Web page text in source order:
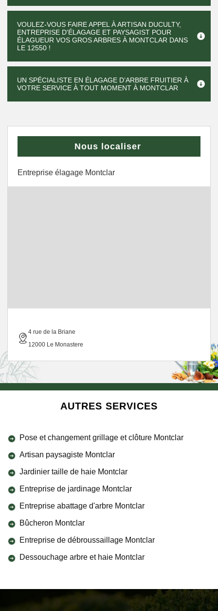
VOULEZ-VOUS FAIRE APPEL À ARTISAN DUCULTY,
ENTREPRISE D'ÉLAGAGE ET PAYSAGIST POUR
ÉLAGUEUR VOS GROS ARBRES À MONTCLAR DANS
LE 12550 !
UN SPÉCIALISTE EN ÉLAGAGE D’ARBRE FRUITIER À
VOTRE SERVICE À TOUT MOMENT À MONTCLAR
Nous localiser
Entreprise élagage Montclar
4 rue de la Briane
12000 Le Monastere
AUTRES SERVICES
Pose et changement grillage et clôture Montclar
Artisan paysagiste Montclar
Jardinier taille de haie Montclar
Entreprise de jardinage Montclar
Entreprise abattage d'arbre Montclar
Bûcheron Montclar
Entreprise de débroussaillage Montclar
Dessouchage arbre et haie Montclar